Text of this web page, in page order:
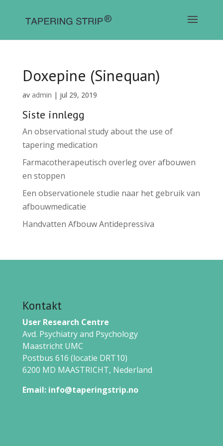
Doxepine (Sinequan)
av admin | jul 29, 2019
Siste innlegg
An observational study about the use of
tapering medication
Farmacotherapeutisch overleg over afbouwen
en stoppen
Een observationele studie naar het gebruik van
afbouwmedicatie
Handvatten Afbouw Antidepressiva
Kontakt
User Research Centre
Avd. Psychiatry and Psychology
Maastricht UMC
Postbus 616 (locatie DRT10)
6200 MD MAASTRICHT, Nederland
Email: info@taperingstrip.no